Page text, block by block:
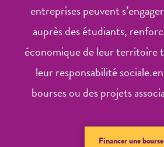
entreprises peuvent
auprès des étudiants,
économique de leur territoire
leur responsabilité
bourses ou des projets
Financer une bourse